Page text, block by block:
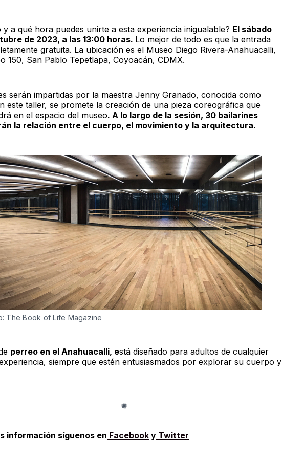
y a qué hora puedes unirte a esta experiencia inigualable? El sábado
de 2023, a las 13:00 horas. Lo mejor de todo es que la entrada
gratuita. La ubicación es el Museo Diego Rivera-Anahuacalli,
150, San Pablo Tepetlapa, Coyoacán, CDMX.
serán impartidas por la maestra Jenny Granado, conocida como
este taller, se promete la creación de una pieza coreográfica que
en el espacio del museo. A lo largo de la sesión, 30 bailarines
la relación entre el cuerpo, el movimiento y la arquitectura.
The Book of Life Magazine
perreo en el Anahuacalli, está diseñado para adultos de cualquier
siempre que estén entusiasmados por explorar su cuerpo y
información síguenos en Facebooky Twitter